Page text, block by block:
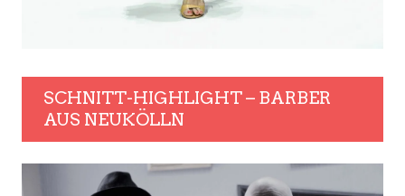
SCHNITT-HIGHLIGHT – BARBER
AUS NEUKÖLLN